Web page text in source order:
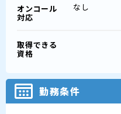
オンコール
対応
なし
取得できる
資格
勤務条件